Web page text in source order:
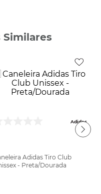
Similares
Adidas
Adidas Tiro Club
- Preta/Dourada